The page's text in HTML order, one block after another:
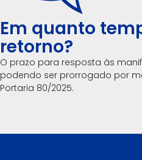
Em quanto
retorno?
O prazo para resposta às
podendo ser prorrogado por
Portaria 80/2025.